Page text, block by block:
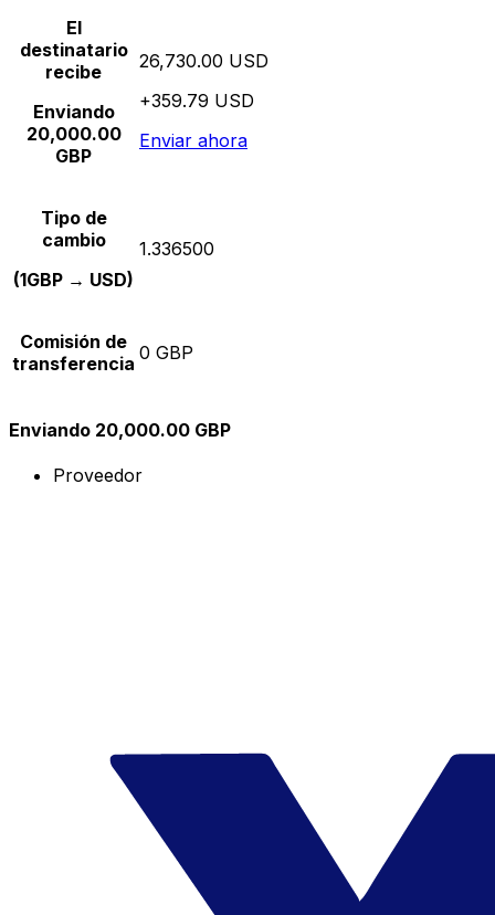
El
destinatario
recibe
Enviando
20,000.00
GBP
26,730.00 USD
+359.79 USD
Enviar ahora
Tipo de
cambio
(1GBP → USD)
1.336500
Comisión de
transferencia 0 GBP
Enviando 20,000.00 GBP
Proveedor